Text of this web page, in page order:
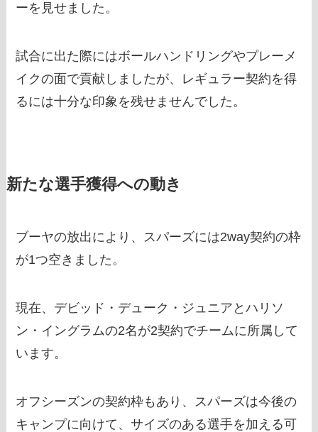
ーを見せました。
試合に出た際にはボールハンドリングやプレーメ
イクの面で貢献しましたが、レギュラー契約を得
るには十分な印象を残せませんでした。
新たな選手獲得への動き
ブーヤの放出により、スパーズには2way契約の枠
が1つ空きました。
現在、デビッド・デューク・ジュニアとハリソ
ン・イングラムの2名が2契約でチームに所属して
います。
オフシーズンの契約枠もあり、スパーズは今後の
キャンプに向けて、サイズのある選手を加える可